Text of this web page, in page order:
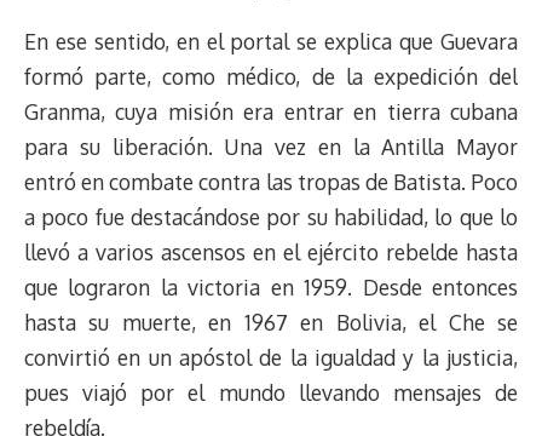
En ese sentido, en el portal se explica que Guevara
formó parte, como médico, de la expedición del
Granma, cuya misión era entrar en tierra cubana
para su liberación. Una vez en la Antilla Mayor
entró en combate contra las tropas de Batista. Poco
a poco fue destacándose por su habilidad, lo que lo
llevó a varios ascensos en el ejército rebelde hasta
que lograron la victoria en 1959. Desde entonces
hasta su muerte, en 1967 en Bolivia, el Che se
convirtió en un apóstol de la igualdad y la justicia,
pues viajó por el mundo llevando mensajes de
rebeldía.